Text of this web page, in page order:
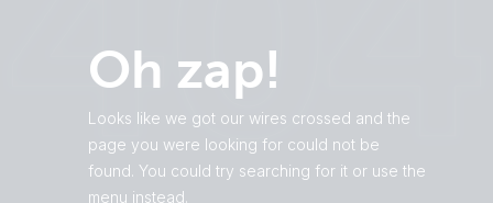
Oh zap!
Looks like we got our wires crossed and the
page you were looking for could not be
found. You could try searching for it or use the
menu instead.